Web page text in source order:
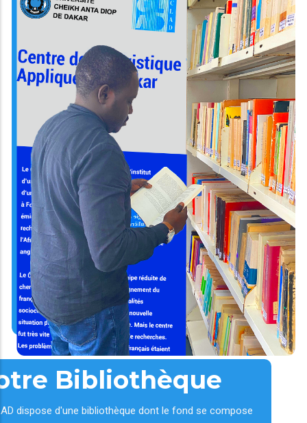
Bibliothèque
dispose d'une bibliothèque dont le fond se compose